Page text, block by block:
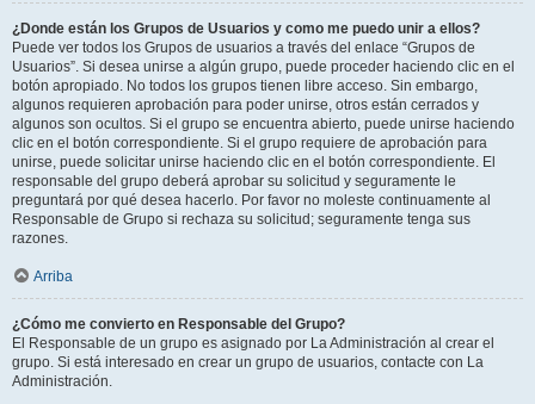
¿Donde están los Grupos de Usuarios y como me puedo unir a ellos?
Puede ver todos los Grupos de usuarios a través del enlace “Grupos de
Usuarios”. Si desea unirse a algún grupo, puede proceder haciendo clic en el
botón apropiado. No todos los grupos tienen libre acceso. Sin embargo,
algunos requieren aprobación para poder unirse, otros están cerrados y
algunos son ocultos. Si el grupo se encuentra abierto, puede unirse haciendo
clic en el botón correspondiente. Si el grupo requiere de aprobación para
unirse, puede solicitar unirse haciendo clic en el botón correspondiente. El
responsable del grupo deberá aprobar su solicitud y seguramente le
preguntará por qué desea hacerlo. Por favor no moleste continuamente al
Responsable de Grupo si rechaza su solicitud; seguramente tenga sus
razones.
Arriba
¿Cómo me convierto en Responsable del Grupo?
El Responsable de un grupo es asignado por La Administración al crear el
grupo. Si está interesado en crear un grupo de usuarios, contacte con La
Administración.